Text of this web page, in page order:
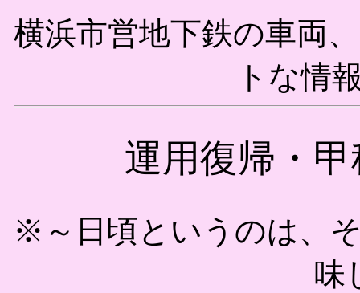
横浜市営地下鉄の車両
トな情
運用復帰・
※～日頃というのは、
味